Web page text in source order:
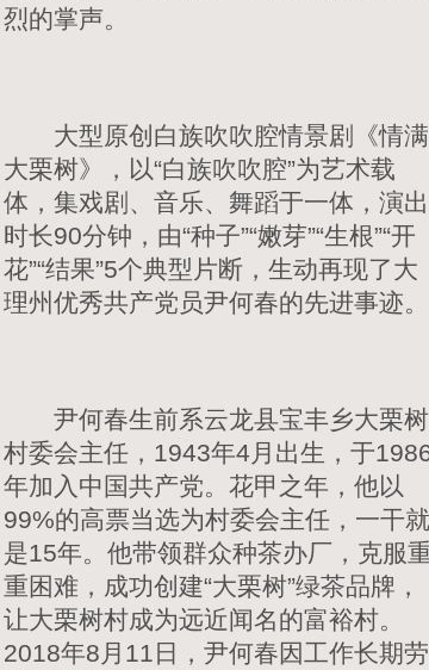
烈的掌声。
大型原创白族吹吹腔情景剧《情满
大栗树》，以“白族吹吹腔”为艺术载
体，集戏剧、音乐、舞蹈于一体，演出
时长90分钟，由“种子”“嫩芽”“生根”“开
花”“结果”5个典型片断，生动再现了大
理州优秀共产党员尹何春的先进事迹。
尹何春生前系云龙县宝丰乡大栗树
村委会主任，1943年4月出生，于1986
年加入中国共产党。花甲之年，他以
99%的高票当选为村委会主任，一干就
是15年。他带领群众种茶办厂，克服重
重困难，成功创建“大栗树”绿茶品牌，
让大栗树村成为远近闻名的富裕村。
2018年8月11日，尹何春因工作长期劳